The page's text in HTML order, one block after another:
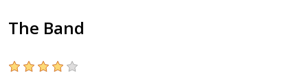
The Band